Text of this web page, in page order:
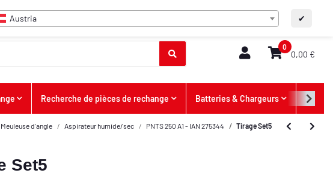
Austria ✔
FR Contact
0
0,00 €
Recherche de pièces de rechange Batteries & Chargeurs Offres
Meuleuse d'angle Aspirateur humide/sec PNTS 250 A1 - IAN 275344 Tirage Set5
Set5